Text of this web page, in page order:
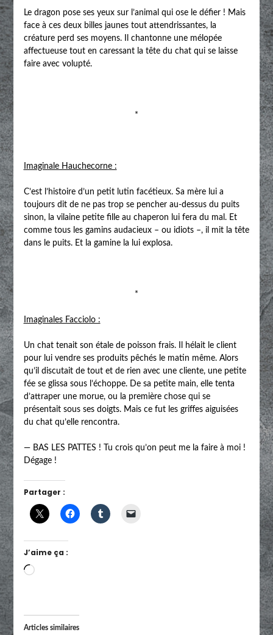
Le dragon pose ses yeux sur l’animal qui ose le défier ! Mais
face à ces deux billes jaunes tout attendrissantes, la
créature perd ses moyens. Il chantonne une mélopée
affectueuse tout en caressant la tête du chat qui se laisse
faire avec volupté.
*
Imaginale Hauchecorne :
C’est l’histoire d’un petit lutin facétieux. Sa mère lui a
toujours dit de ne pas trop se pencher au-dessus du puits
sinon, la vilaine petite fille au chaperon lui fera du mal. Et
comme tous les gamins audacieux – ou idiots –, il mit la tête
dans le puits. Et la gamine la lui explosa.
*
Imaginales Facciolo :
Un chat tenait son étale de poisson frais. Il hélait le client
pour lui vendre ses produits pêchés le matin même. Alors
qu’il discutait de tout et de rien avec une cliente, une petite
fée se glissa sous l’échoppe. De sa petite main, elle tenta
d’attraper une morue, ou la première chose qui se
présentait sous ses doigts. Mais ce fut les griffes aiguisées
du chat qu’elle rencontra.
— BAS LES PATTES ! Tu crois qu’on peut me la faire à moi !
Dégage !
Partager :
J’aime ça :
Chargement…
Articles similaires